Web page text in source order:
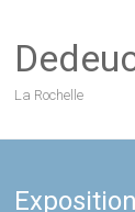
content
La Rochelle